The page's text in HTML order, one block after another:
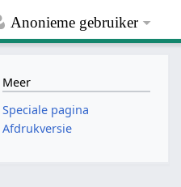
Anonieme gebruiker
Meer
Speciale pagina
Afdrukversie